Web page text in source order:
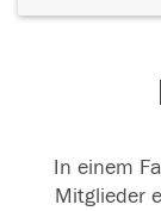
In einem
Mitglieder